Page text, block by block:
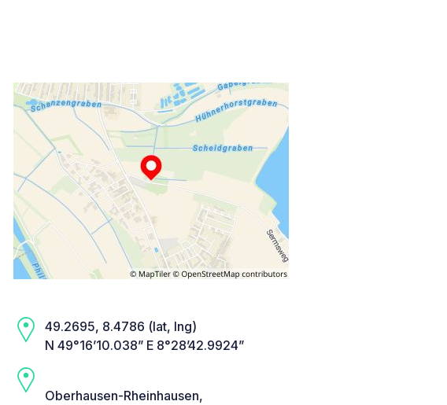
49.2695, 8.4786 (lat, lng)
N 49°16’10.038” E 8°28’42.9924”
Oberhausen-Rheinhausen,